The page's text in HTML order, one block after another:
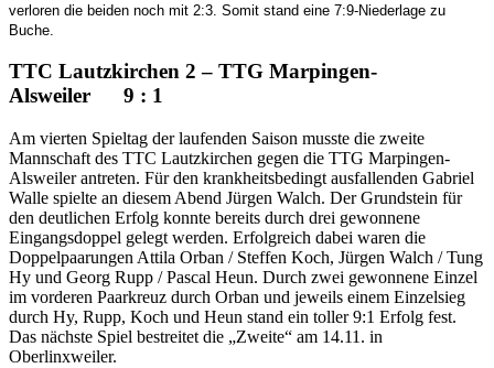
verloren die beiden noch mit 2:3. Somit stand eine 7:9-Niederlage zu
Buche.
TTC Lautzkirchen 2 – TTG Marpingen-
Alsweiler 9 : 1
Am vierten Spieltag der laufenden Saison musste die zweite
Mannschaft des TTC Lautzkirchen gegen die TTG Marpingen-
Alsweiler antreten. Für den krankheitsbedingt ausfallenden Gabriel
Walle spielte an diesem Abend Jürgen Walch. Der Grundstein für
den deutlichen Erfolg konnte bereits durch drei gewonnene
Eingangsdoppel gelegt werden. Erfolgreich dabei waren die
Doppelpaarungen Attila Orban / Steffen Koch, Jürgen Walch / Tung
Hy und Georg Rupp / Pascal Heun. Durch zwei gewonnene Einzel
im vorderen Paarkreuz durch Orban und jeweils einem Einzelsieg
durch Hy, Rupp, Koch und Heun stand ein toller 9:1 Erfolg fest.
Das nächste Spiel bestreitet die „Zweite“ am 14.11. in
Oberlinxweiler.